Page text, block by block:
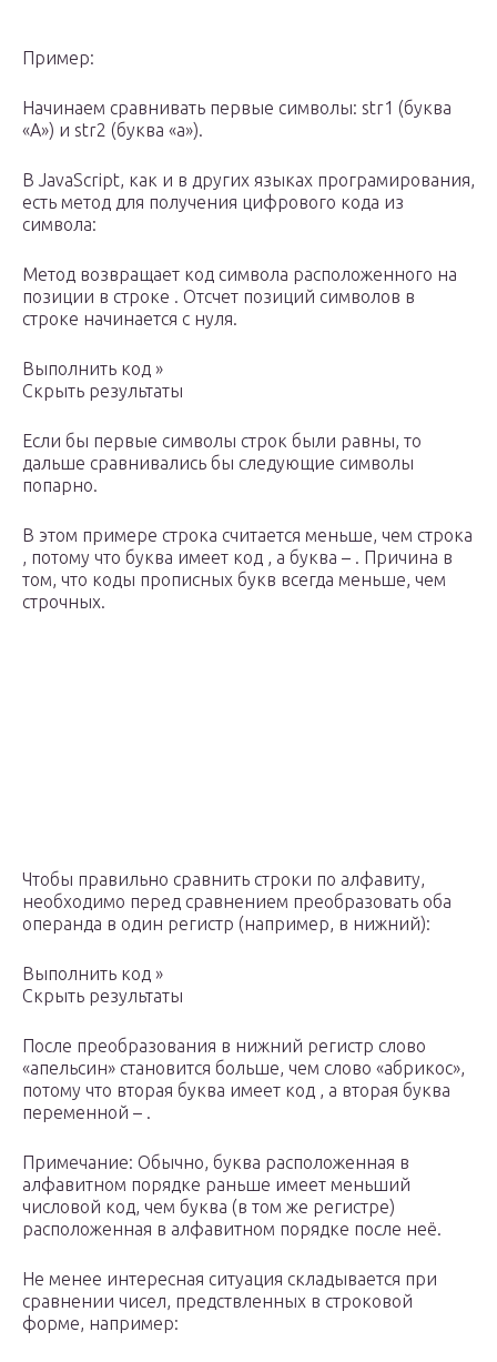
Пример:
Начинаем сравнивать первые символы: str1 (буква
«А») и str2 (буква «а»).
В JavaScript, как и в других языках програмирования,
есть метод для получения цифрового кода из
символа:
Метод возвращает код символа расположенного на
позиции в строке . Отсчет позиций символов в
строке начинается с нуля.
Выполнить код »
Скрыть результаты
Если бы первые символы строк были равны, то
дальше сравнивались бы следующие символы
попарно.
В этом примере строка считается меньше, чем строка
, потому что буква имеет код , а буква – . Причина в
том, что коды прописных букв всегда меньше, чем
строчных.
Чтобы правильно сравнить строки по алфавиту,
необходимо перед сравнением преобразовать оба
операнда в один регистр (например, в нижний):
Выполнить код »
Скрыть результаты
После преобразования в нижний регистр слово
«апельсин» становится больше, чем слово «абрикос»,
потому что вторая буква имеет код , а вторая буква
переменной – .
Примечание: Обычно, буква расположенная в
алфавитном порядке раньше имеет меньший
числовой код, чем буква (в том же регистре)
расположенная в алфавитном порядке после неё.
Не менее интересная ситуация складывается при
сравнении чисел, предствленных в строковой
форме, например: